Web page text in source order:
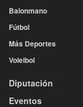
Balonmano
Fútbol
Más Deportes
Voleibol
Diputación
Eventos